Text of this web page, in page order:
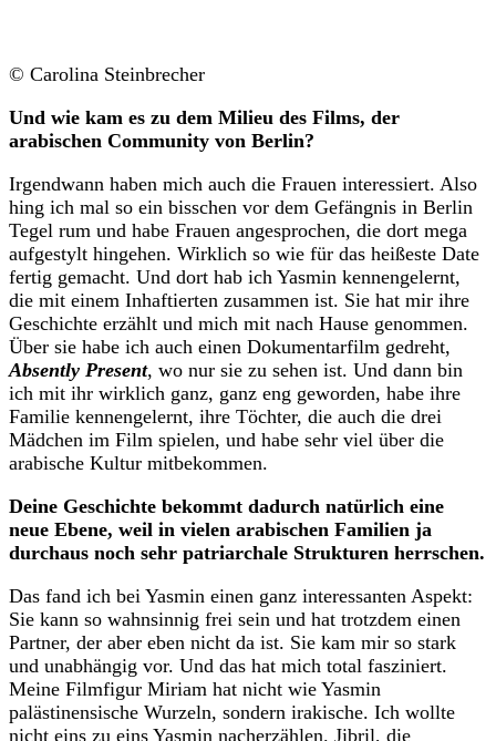
© Carolina Steinbrecher
Und wie kam es zu dem Milieu des Films, der
arabischen Community von Berlin?
Irgendwann haben mich auch die Frauen interessiert. Also
hing ich mal so ein bisschen vor dem Gefängnis in Berlin
Tegel rum und habe Frauen angesprochen, die dort mega
aufgestylt hingehen. Wirklich so wie für das heißeste Date
fertig gemacht. Und dort hab ich Yasmin kennengelernt,
die mit einem Inhaftierten zusammen ist. Sie hat mir ihre
Geschichte erzählt und mich mit nach Hause genommen.
Über sie habe ich auch einen Dokumentarfilm gedreht,
Absently Present, wo nur sie zu sehen ist. Und dann bin
ich mit ihr wirklich ganz, ganz eng geworden, habe ihre
Familie kennengelernt, ihre Töchter, die auch die drei
Mädchen im Film spielen, und habe sehr viel über die
arabische Kultur mitbekommen.
Deine Geschichte bekommt dadurch natürlich eine
neue Ebene, weil in vielen arabischen Familien ja
durchaus noch sehr patriarchale Strukturen herrschen.
Das fand ich bei Yasmin einen ganz interessanten Aspekt:
Sie kann so wahnsinnig frei sein und hat trotzdem einen
Partner, der aber eben nicht da ist. Sie kam mir so stark
und unabhängig vor. Und das hat mich total fasziniert.
Meine Filmfigur Miriam hat nicht wie Yasmin
palästinensische Wurzeln, sondern irakische. Ich wollte
nicht eins zu eins Yasmin nacherzählen. Jibril, die